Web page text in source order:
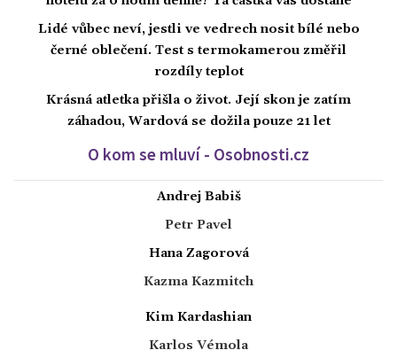
Lidé vůbec neví, jestli ve vedrech nosit bílé nebo
černé oblečení. Test s termokamerou změřil
rozdíly teplot
Krásná atletka přišla o život. Její skon je zatím
záhadou, Wardová se dožila pouze 21 let
O kom se mluví - Osobnosti.cz
Andrej Babiš
Petr Pavel
Hana Zagorová
Kazma Kazmitch
Kim Kardashian
Karlos Vémola